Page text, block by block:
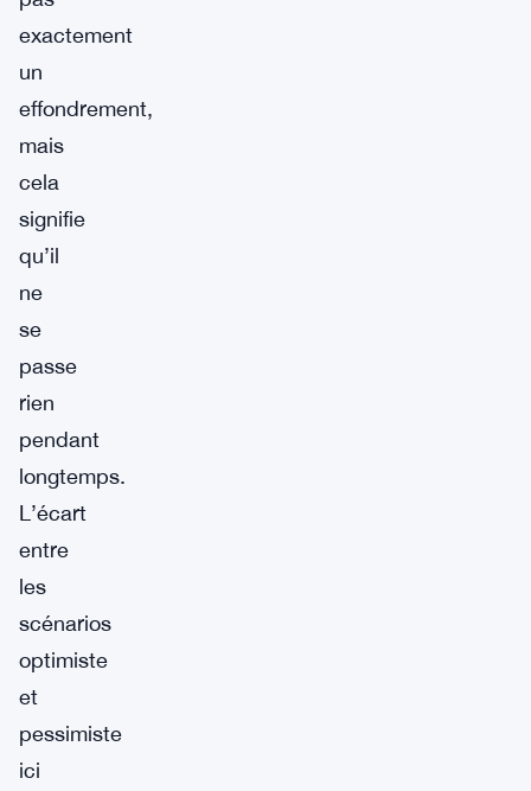
exactement
un
effondrement,
mais
cela
signifie
qu’il
ne
se
passe
rien
pendant
longtemps.
L’écart
entre
les
scénarios
optimiste
et
pessimiste
ici